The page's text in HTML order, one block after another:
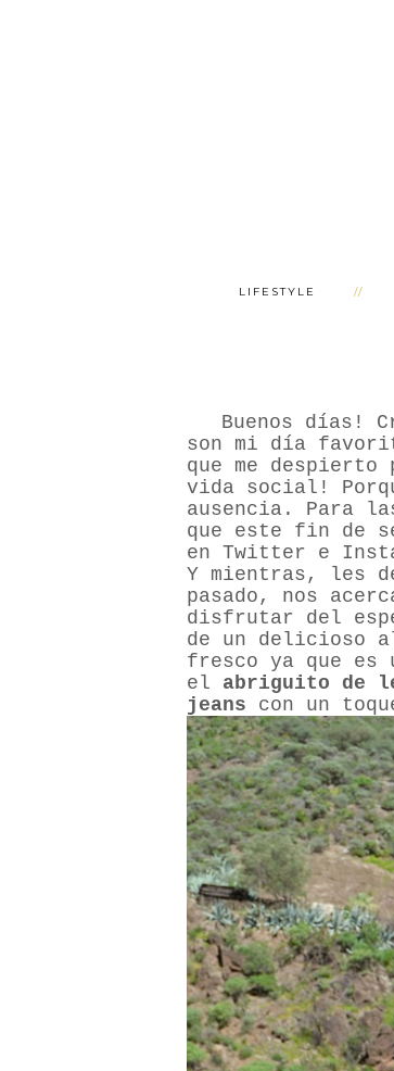
LIFESTYLE
Buenos días!
son mi día
que me
vida social!
ausencia. Para
que este fin de
en Twitter e
Y mientras, les
pasado, nos
disfrutar del
de un delicioso
fresco ya que
el abriguito de
jeans con un